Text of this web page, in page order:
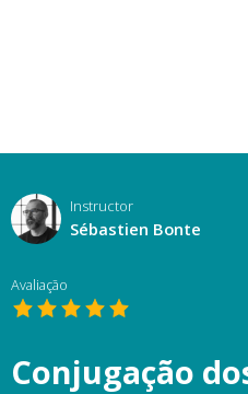
Instructor
Sébastien Bonte
Avaliação
Conjugação